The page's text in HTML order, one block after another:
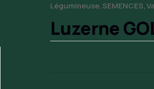
LégumineuseSEMENCES
Luzerne